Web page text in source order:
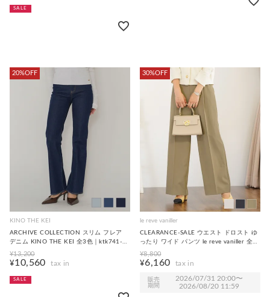
SALE
20%OFF
KINO THE KEI
ARCHIVE COLLECTION スリム フレア
デニム KINO THE KEI 全3色｜ktk741-
0162【1】
¥13,200
¥10,560
SALE
30%OFF
le reve vaniller
CLEARANCE-SALE ウエスト ドロスト ゆ
ったり ワイド パンツ le reve vaniller 全3
色｜lvn781-2114【1】
¥8,800
¥6,160
販売
期間
2026/07/31 20:00〜
2026/08/20 11:59